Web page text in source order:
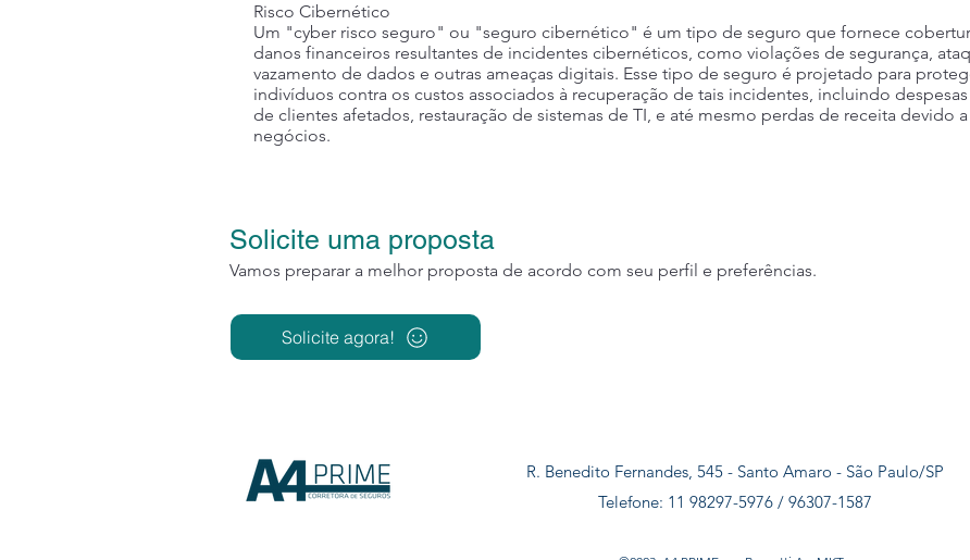
Risco Cibernético
Um "cyber risco seguro" ou "seguro cibernético" é um tipo de seguro que fornece
danos financeiros resultantes de incidentes cibernéticos, como violações de segurança,
vazamento de dados e outras ameaças digitais. Esse tipo de seguro é projetado para
indivíduos contra os custos associados à recuperação de tais incidentes, incluindo
de clientes afetados, restauração de sistemas de TI, e até mesmo perdas de receita devido
negócios.
Solicite uma proposta
Vamos preparar a melhor proposta de acordo com seu perfil e preferências.
Solicite agora!
R. Benedito Fernandes, 545 - Santo Amaro - São Paulo/SP
Telefone: 11 98297-5976 / 96307-1587